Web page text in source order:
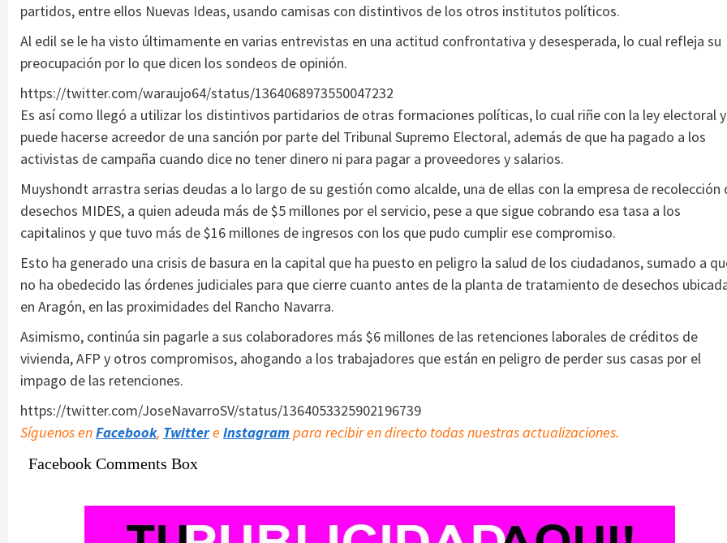
partidos, entre ellos Nuevas Ideas, usando camisas con distintivos de los otros institutos políticos.
Al edil se le ha visto últimamente en varias entrevistas en una actitud confrontativa y desesperada, lo cual refleja su
preocupación por lo que dicen los sondeos de opinión.
https://twitter.com/waraujo64/status/1364068973550047232
Es así como llegó a utilizar los distintivos partidarios de otras formaciones políticas, lo cual riñe con la ley electoral y
puede hacerse acreedor de una sanción por parte del Tribunal Supremo Electoral, además de que ha pagado a los
activistas de campaña cuando dice no tener dinero ni para pagar a proveedores y salarios.
Muyshondt arrastra serias deudas a lo largo de su gestión como alcalde, una de ellas con la empresa de recolección
desechos MIDES, a quien adeuda más de $5 millones por el servicio, pese a que sigue cobrando esa tasa a los
capitalinos y que tuvo más de $16 millones de ingresos con los que pudo cumplir ese compromiso.
Esto ha generado una crisis de basura en la capital que ha puesto en peligro la salud de los ciudadanos, sumado a
no ha obedecido las órdenes judiciales para que cierre cuanto antes de la planta de tratamiento de desechos
en Aragón, en las proximidades del Rancho Navarra.
Asimismo, continúa sin pagarle a sus colaboradores más $6 millones de las retenciones laborales de créditos de
vivienda, AFP y otros compromisos, ahogando a los trabajadores que están en peligro de perder sus casas por el
impago de las retenciones.
https://twitter.com/JoseNavarroSV/status/1364053325902196739
Síguenos enFacebook, Twittere Instagram para recibir en directo todas nuestras actualizaciones.
Facebook Comments Box